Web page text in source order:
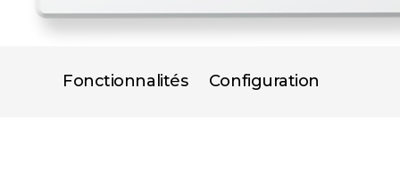
Fonctionnalités Configuration